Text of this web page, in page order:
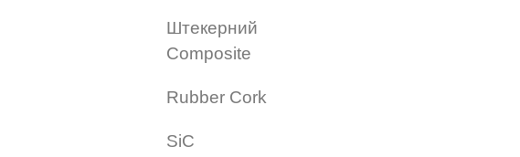
Штекерний
Composite
Rubber Cork
SiC